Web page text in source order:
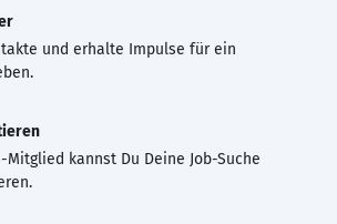
und erhalte Impulse für ein
Mitglied kannst Du Deine Job-Suche